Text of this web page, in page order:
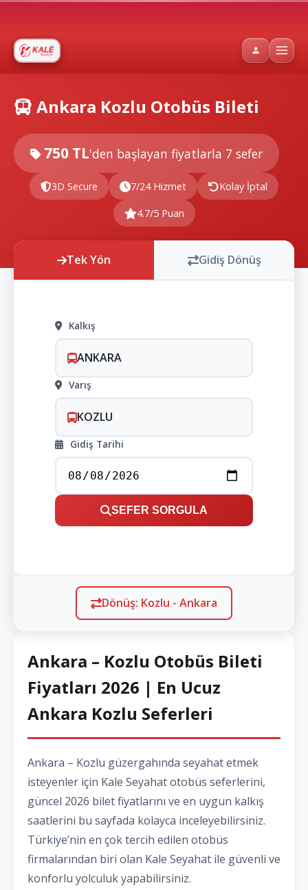
Ankara Kozlu Otobüs Bileti
750 TL'den başlayan fiyatlarla 7 sefer
3D Secure 7/24 Hizmet Kolay İptal
4.7/5 Puan
Tek Yön Gidiş Dönüş
Kalkış
ANKARA
Varış
KOZLU
Gidiş Tarihi
SEFER SORGULA
Dönüş: Kozlu - Ankara
Ankara – Kozlu Otobüs Bileti
Fiyatları 2026 | En Ucuz
Ankara Kozlu Seferleri
Ankara – Kozlu güzergahında seyahat etmek
isteyenler için Kale Seyahat otobüs seferlerini,
güncel 2026 bilet fiyatlarını ve en uygun kalkış
saatlerini bu sayfada kolayca inceleyebilirsiniz.
Türkiye’nin en çok tercih edilen otobüs
firmalarından biri olan Kale Seyahat ile güvenli ve
konforlu yolculuk yapabilirsiniz.